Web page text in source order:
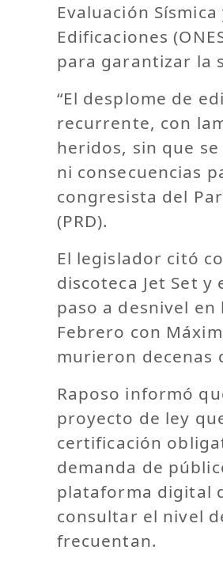
Evaluación
Edificaciones
para garantizar la
“El desplome de
recurrente, con
heridos, sin que
ni consecuencias
congresista del
(PRD).
El legislador citó
discoteca Jet Set
paso a desnivel
Febrero con
murieron decenas
Raposo informó
proyecto de ley
certificación
demanda de
plataforma digital
consultar el nivel
frecuentan.